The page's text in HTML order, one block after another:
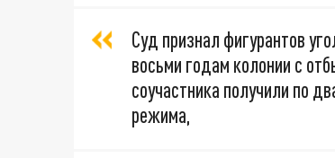
Суд признал фигурантов
восьми годам колонии с
соучастника получили по
режима,